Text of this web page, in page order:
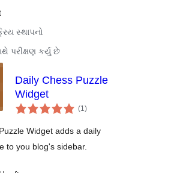
સ્થાપનો
પરીક્ષણ કર્યું છે
Daily Chess Puzzle
Widget
(1કુલ
રેટિંગ્સ
)
Widget adds a daily
to you blog's sidebar.